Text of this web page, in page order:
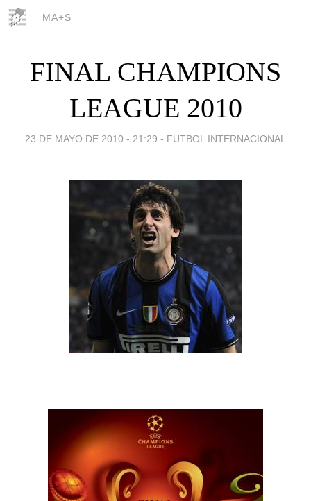
MA+S
FINAL CHAMPIONS
LEAGUE 2010
23 DE MAYO DE 2010 - 21:29 - FUTBOL INTERNACIONAL